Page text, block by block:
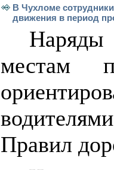
В Чухломе
движения в период
местам
Правил